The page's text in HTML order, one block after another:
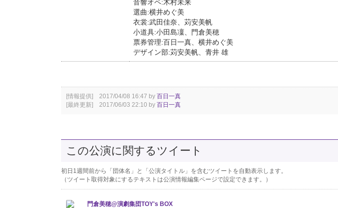
音響オペ:木村未来
選曲:横井めぐ美
衣裳:武田佳奈、苅安美帆
小道具:小田島凜、門倉美穂
票券管理:百日一真、横井めぐ美
デザイン部:苅安美帆、青井 雄
[情報提供] 2017/04/08 16:47 by 百日一真
[最終更新] 2017/06/03 22:10 by 百日一真
この公演に関するツイート
初日1週間前から「団体名」と「公演タイトル」を含むツイートを自動表示します。
（ツイート取得対象にするテキストは公演情報編集ページで設定できます。）
門倉美穂@演劇集団TOY's BOX